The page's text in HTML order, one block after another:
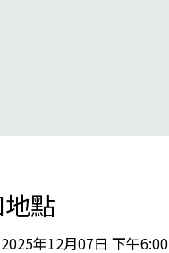
點
年12月07日 下午6:00